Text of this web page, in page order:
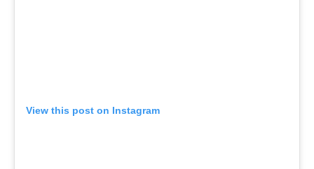
View this post on Instagram